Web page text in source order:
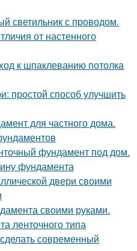
светильник с проводом.
от настенного
к шпаклеванию потолка
простой способ улучшить
для частного дома.
фундамент под дом.
фундамента
двери своими
своими руками.
ленточного типа
современный